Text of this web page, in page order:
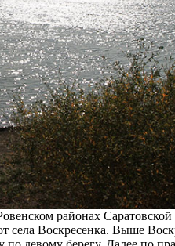
районах
села Воскресенка. Выше